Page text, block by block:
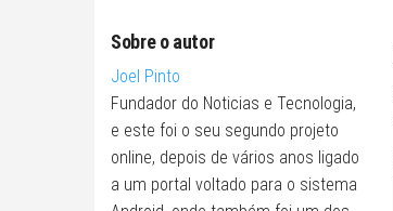
Sobre o autor
Joel Pinto
Fundador do Noticias e Tecnologia,
e este foi o seu segundo projeto
online, depois de vários anos ligado
a um portal voltado para o sistema